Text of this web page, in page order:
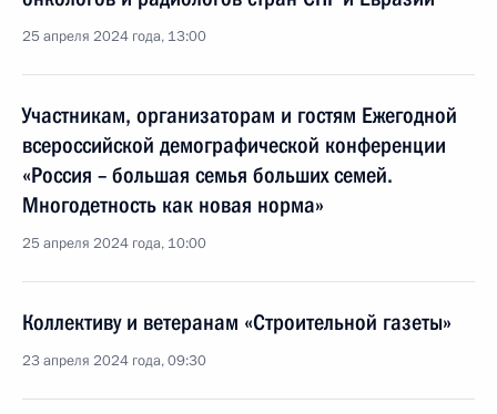
25 апреля 2024 года, 13:00
Участникам, организаторам и гостям Ежегодной
всероссийской демографической конференции
«Россия – большая семья больших семей.
Многодетность как новая норма»
25 апреля 2024 года, 10:00
Коллективу и ветеранам «Строительной газеты»
23 апреля 2024 года, 09:30